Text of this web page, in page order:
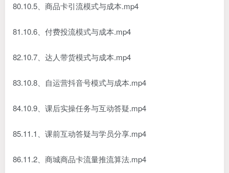
80.10.5、商品卡引流模式与成本.mp4
81.10.6、付费投流模式与成本.mp4
82.10.7、达人带货模式与成本.mp4
83.10.8、自运营抖音号模式与成本.mp4
84.10.9、课后实操任务与互动答疑.mp4
85.11.1、课前互动答疑与学员分享.mp4
86.11.2、商城商品卡流量推流算法.mp4